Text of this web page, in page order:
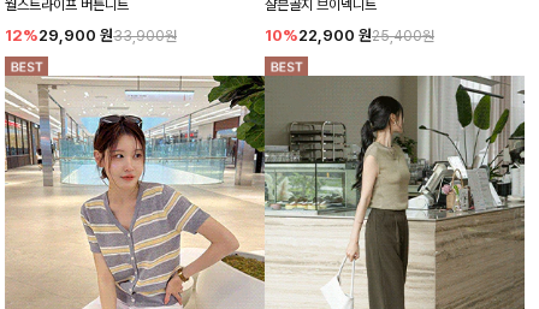
월스트라이프 버튼니트
12%29,900 원33,900원
샬븐골지 브이넥니트
10%22,900 원25,400원